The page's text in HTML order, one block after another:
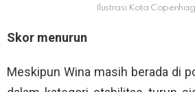
Ilustrasi Kota
Skor menurun
Meskipun Wina masih berada di